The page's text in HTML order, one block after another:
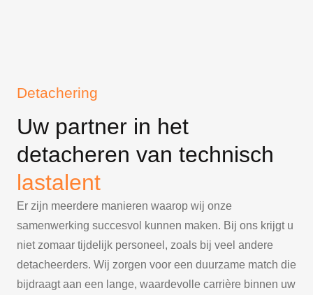
Detachering
Uw partner in het
detacheren van technisch
lastalent
Er zijn meerdere manieren waarop wij onze
samenwerking succesvol kunnen maken. Bij ons krijgt u
niet zomaar tijdelijk personeel, zoals bij veel andere
detacheerders. Wij zorgen voor een duurzame match die
bijdraagt aan een lange, waardevolle carrière binnen uw